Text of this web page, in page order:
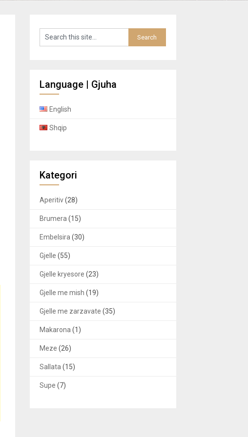
Language | Gjuha
English
Shqip
Kategori
Aperitiv(28)
Brumera (15)
Embelsira (30)
Gjelle (55)
Gjelle kryesore (23)
Gjelle me mish (19)
Gjelle me zarzavate (35)
Makarona (1)
Meze (26)
Sallata (15)
Supe (7)